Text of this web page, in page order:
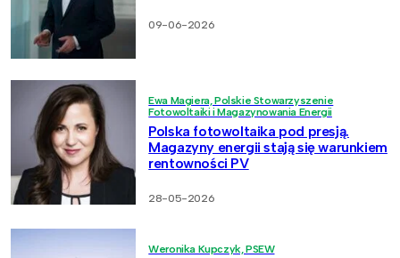
09-06-2026
Ewa Magiera, Polskie Stowarzyszenie
Fotowoltaiki i Magazynowania Energii
Polska fotowoltaika pod presją.
Magazyny energii stają się warunkiem
rentowności PV
28-05-2026
Weronika Kupczyk, PSEW